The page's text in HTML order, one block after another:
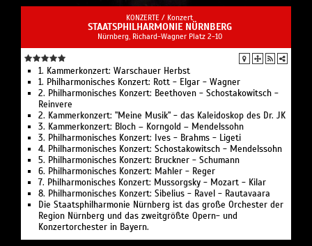
KONZERTE / Konzert
STAATS­PHIL­HAR­MO­NIE NÜRNBERG
Nürnberg, Richard-Wagner Platz 2-10
1. Kammerkonzert: War­schau­er Herbst
1. Philharmonisches Konzert: Rott - Elgar - Wagner
2. Philharmonisches Konzert: Beet­ho­ven - Schosta­ko­witsch -
Rein­ve­re
2. Kammerkonzert: "Meine Musik" - das Ka­lei­do­skop des Dr. JK
3. Kammerkonzert: Bloch – Korn­gold – Men­dels­sohn
3. Philharmonisches Konzert: Ives - Brahms - Ligeti
4. Philharmonisches Konzert: Schosta­ko­witsch - Men­dels­sohn
5. Philharmonisches Konzert: Bruck­ner - Schu­mann
6. Philharmonisches Konzert: Mahler - Reger
7. Philharmonisches Konzert: Mus­sorgs­ky - Mozart - Kilar
8. Philharmonisches Konzert: Si­be­li­us - Ravel - Rau­ta­vaa­ra
Die Staatsphilharmonie Nürnberg ist das große Orchester der
Region Nürnberg und das zweitgrößte Opern- und
Konzertorchester in Bayern.